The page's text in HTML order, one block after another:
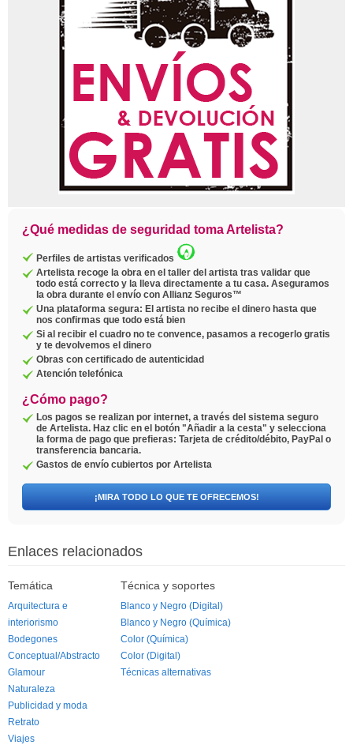
¿Qué medidas de seguridad toma Artelista?
Perfiles de artistas verificados
Artelista recoge la obra en el taller del artista tras validar que
todo está correcto y la lleva directamente a tu casa. Aseguramos
la obra durante el envío con Allianz Seguros™
Una plataforma segura: El artista no recibe el dinero hasta que
nos confirmas que todo está bien
Si al recibir el cuadro no te convence, pasamos a recogerlo gratis
y te devolvemos el dinero
Obras con certificado de autenticidad
Atención telefónica
¿Cómo pago?
Los pagos se realizan por internet, a través del sistema seguro
de Artelista. Haz clic en el botón "Añadir a la cesta" y selecciona
la forma de pago que prefieras: Tarjeta de crédito/débito, PayPal o
transferencia bancaria.
Gastos de envío cubiertos por Artelista
¡MIRA TODO LO QUE TE OFRECEMOS!
Enlaces relacionados
Temática
Arquitectura e
interiorismo
Bodegones
Conceptual/Abstracto
Glamour
Naturaleza
Publicidad y moda
Retrato
Viajes
Técnica y soportes
Blanco y Negro (Digital)
Blanco y Negro (Química)
Color (Química)
Color (Digital)
Técnicas alternativas